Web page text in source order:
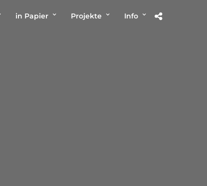
in Papier Projekte Info